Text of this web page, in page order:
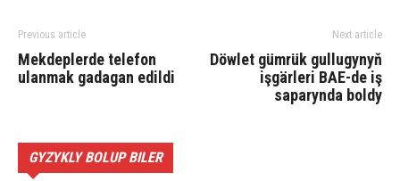
Previous article
Mekdeplerde telefon
ulanmak gadagan edildi
Next article
Döwlet gümrük gullugynyň
işgärleri BAE-de iş
saparynda boldy
GYZYKLY BOLUP BILER